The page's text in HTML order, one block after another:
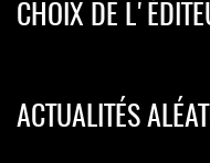
CHOIX DE
ACTUALITÉS